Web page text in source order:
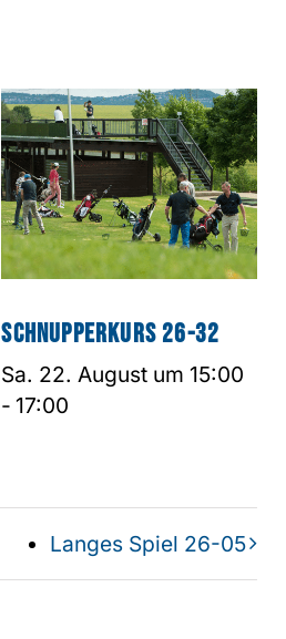
Schnupperkurs 26-32
Sa. 22. August um 15:00
- 17:00
Langes Spiel 26-05